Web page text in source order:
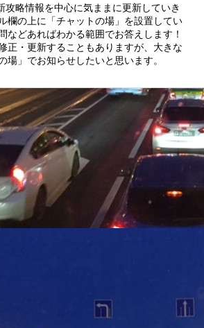

次へ

略情報を中心に気ままに更新していき
欄の上に「チャットの場」を設置してい
などあればわかる範囲でお答えします！
正・更新することもありますが、大きな
場」でお知らせしたいと思います。